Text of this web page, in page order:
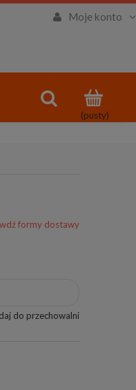
Moje konto
(pusty)
formy dostawy
do przechowalni